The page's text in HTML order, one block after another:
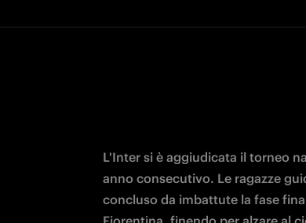
L'Inter si è aggiudicata il torneo
anno consecutivo. Le ragazze
concluso da imbattute la fase